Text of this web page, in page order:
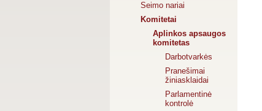
Seimo nariai
Komitetai
Aplinkos apsaugos
komitetas
Darbotvarkės
Pranešimai
žiniasklaidai
Parlamentinė
kontrolė